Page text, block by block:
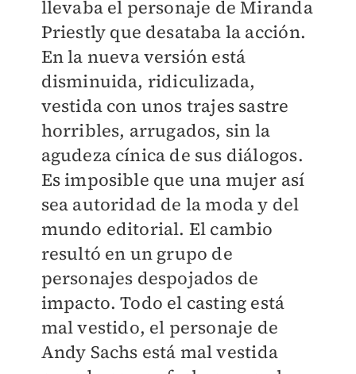
llevaba el personaje de Miranda
Priestly que desataba la acción.
En la nueva versión está
disminuida, ridiculizada,
vestida con unos trajes sastre
horribles, arrugados, sin la
agudeza cínica de sus diálogos.
Es imposible que una mujer así
sea autoridad de la moda y del
mundo editorial. El cambio
resultó en un grupo de
personajes despojados de
impacto. Todo el casting está
mal vestido, el personaje de
Andy Sachs está mal vestida